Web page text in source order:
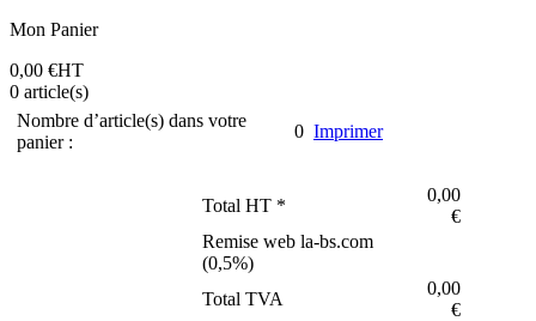
Mon Panier
0,00 €HT
0 article(s)
Nombre d’article(s) dans votre
panier :
0 Imprimer
Total HT *
0,00
€
Remise web la-bs.com
(0,5%)
Total TVA
0,00
€